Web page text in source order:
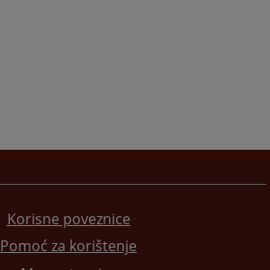
Korisne poveznice
Pomoć za korištenje